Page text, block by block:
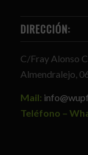
DIRECCIÓN:
C/Fray Alonso
Almendralejo,
Mail:
Teléfono –